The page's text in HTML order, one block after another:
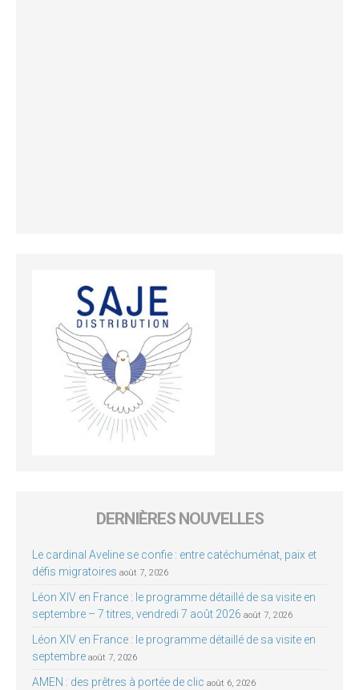
DERNIÈRES NOUVELLES
Le cardinal Aveline se confie : entre catéchuménat, paix et
défis migratoires août 7, 2026
Léon XIV en France : le programme détaillé de sa visite en
septembre – 7 titres, vendredi 7 août 2026 août 7, 2026
Léon XIV en France : le programme détaillé de sa visite en
septembre août 7, 2026
AMEN : des prêtres à portée de clic août 6, 2026